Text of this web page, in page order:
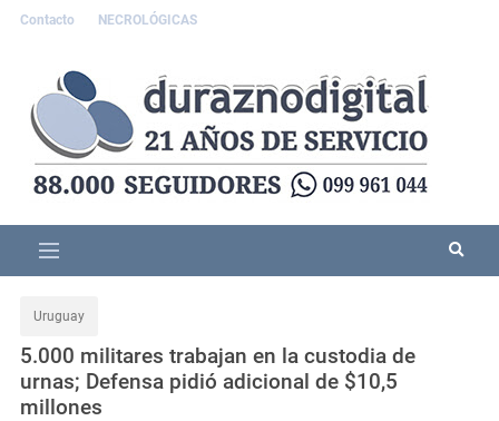
Contacto NECROLÓGICAS
Uruguay
5.000 militares trabajan en la custodia de
urnas; Defensa pidió adicional de $10,5
millones